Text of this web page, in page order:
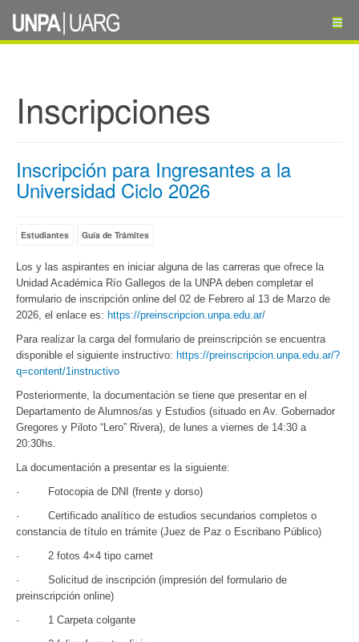
Inscripciones
Inscripción para Ingresantes a la
Universidad Ciclo 2026
Estudiantes Guía de Trámites
Los y las aspirantes en iniciar alguna de las carreras que ofrece la
Unidad Académica Río Gallegos de la UNPA deben completar el
formulario de inscripción online del 02 de Febrero al 13 de Marzo de
2026, el enlace es: https://preinscripcion.unpa.edu.ar/
Para realizar la carga del formulario de preinscripción se encuentra
disponible el siguiente instructivo: https://preinscripcion.unpa.edu.ar/?
q=content/1instructivo
Posteriormente, la documentación se tiene que presentar en el
Departamento de Alumnos/as y Estudios (situado en Av. Gobernador
Gregores y Piloto “Lero” Rivera), de lunes a viernes de 14:30 a
20:30hs.
La documentación a presentar es la siguiente:
·
Fotocopia de DNI (frente y dorso)
· Certificado analítico de estudios secundarios completos o
constancia de título en trámite (Juez de Paz o Escribano Público)
· 2 fotos 4×4 tipo carnet
· Solicitud de inscripción (impresión del formulario de
preinscripción online)
· 1 Carpeta colgante